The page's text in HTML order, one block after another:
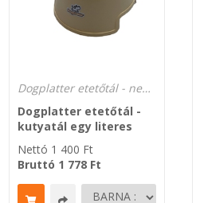
Dogplatter etetőtál - nemcsak hosszú, lógó fülű habzsoló kutyák részére
Dogplatter etetőtál -
kutyatál egy literes
Nettó 1 400 Ft
Bruttó 1 778 Ft